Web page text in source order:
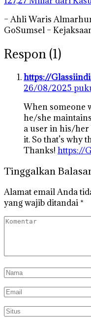
– Ahli Waris
GoSumsel –
Respon (1)
https://
26/08/2025
When someone
he/she
a user in his/her
it. So that’s why
Thanks! https://
Tinggalkan
Alamat email Anda
yang wajib ditandai *